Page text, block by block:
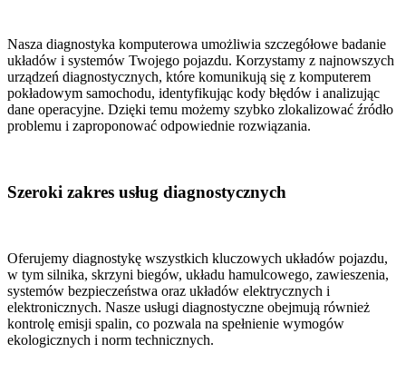
Nasza diagnostyka komputerowa umożliwia szczegółowe badanie
układów i systemów Twojego pojazdu. Korzystamy z najnowszych
urządzeń diagnostycznych, które komunikują się z komputerem
pokładowym samochodu, identyfikując kody błędów i analizując
dane operacyjne. Dzięki temu możemy szybko zlokalizować źródło
problemu i zaproponować odpowiednie rozwiązania.
Szeroki zakres usług diagnostycznych
Oferujemy diagnostykę wszystkich kluczowych układów pojazdu,
w tym silnika, skrzyni biegów, układu hamulcowego, zawieszenia,
systemów bezpieczeństwa oraz układów elektrycznych i
elektronicznych. Nasze usługi diagnostyczne obejmują również
kontrolę emisji spalin, co pozwala na spełnienie wymogów
ekologicznych i norm technicznych.